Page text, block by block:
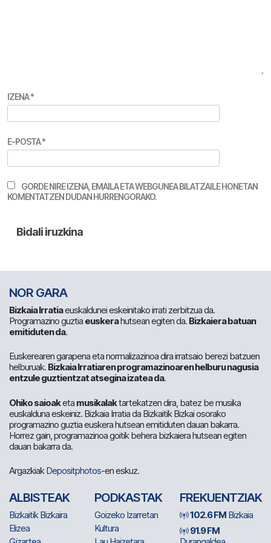
IZENA*
E-POSTA*
GORDE NIRE IZENA, EMAILA ETA WEBGUNEA BILATZAILE HONETAN
KOMENTATZEN DUDAN HURRENGORAKO.
NOR GARA
Bizkaia Irratiaeuskaldunei eskeinitako irrati zerbitzua da.
Programazino guztia euskerahutsean egiten da. Bizkaiera batuan
emitiduten da.
Euskerearen garapena eta normalizazinoa dira irratsaio berezi batzuen
helburuak. Bizkaia Irratiaren programazinoaren helburu nagusia
entzule guztientzat atsegina izatea da.
Ohiko saioaketa musikalaktartekatzen dira, batez be musika
euskalduna eskeiniz. Bizkaia Irratia da Bizkaitik Bizkai osorako
programazino guztia euskera hutsean emitiduten dauan bakarra.
Horrez gain, programazinoa goitik behera bizkaiera hutsean egiten
dauan bakarra da.
ArgazkiakDepositphotos-en eskuz.
ALBISTEAK
Bizkaitik Bizkaira
Elizea
PODKASTAK
Goizeko Izarretan
Kultura
FREKUENTZIAK
102.6 FM Bizkaia
91.9 FM